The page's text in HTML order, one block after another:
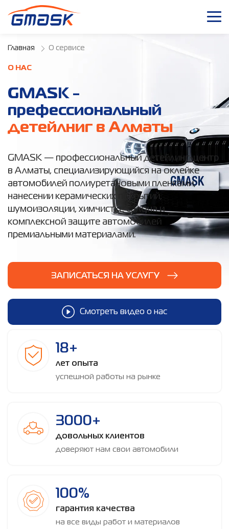
Главная О сервисе
О НАС
GMASK -
префессиональный
детейлниг в Алматы
GMASK — профессиональный детейлинг-центр
в Алматы, специализирующийся на оклейке
автомобилей полиуретановыми пленками,
нанесении керамических покрытий,
шумоизоляции, химчистке салона и
комплексной защите автомобилей
премиальными материалами.
ЗАПИСАТЬСЯ НА УСЛУГУ
Смотреть видео о нас
18+
лет опыта
успешной работы на рынке
3000+
довольных клиентов
доверяют нам свои автомобили
100%
гарантия качества
на все виды работ и материалов